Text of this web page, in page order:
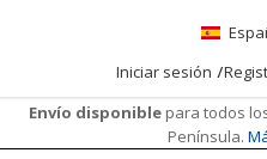
Iniciar sesión
Envío disponible para todos
Península.